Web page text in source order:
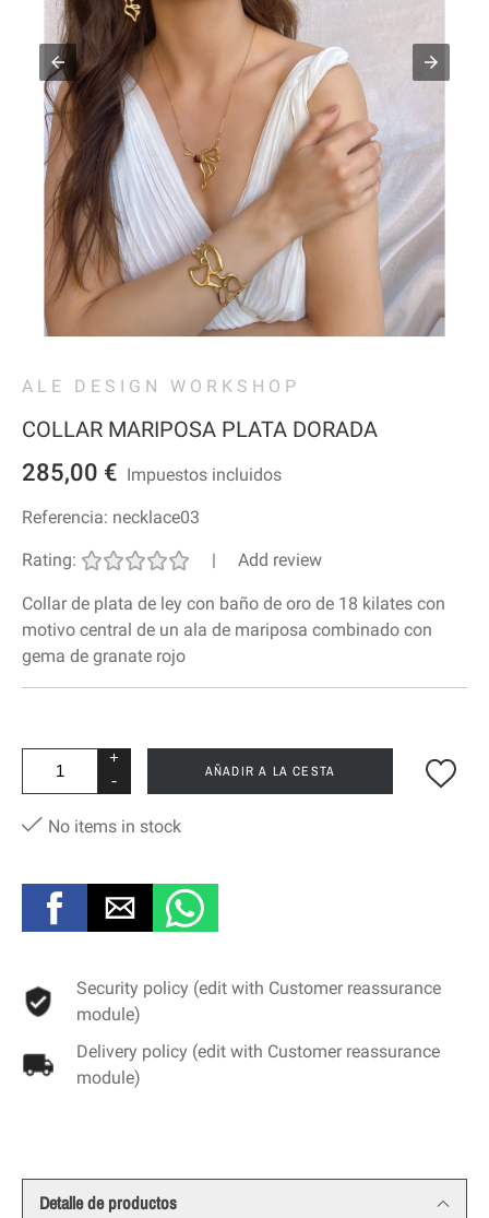
ALE DESIGN WORKSHOP
COLLAR MARIPOSA PLATA DORADA
285,00 € Impuestos incluidos
Referencia: necklace03
Rating: | Add review
Collar de plata de ley con baño de oro de 18 kilates con
motivo central de un ala de mariposa combinado con
gema de granate rojo
+
-
AÑADIR A LA CESTA
No items in stock
Security policy (edit with Customer reassurance
module)
Delivery policy (edit with Customer reassurance
module)
Detalle de productos